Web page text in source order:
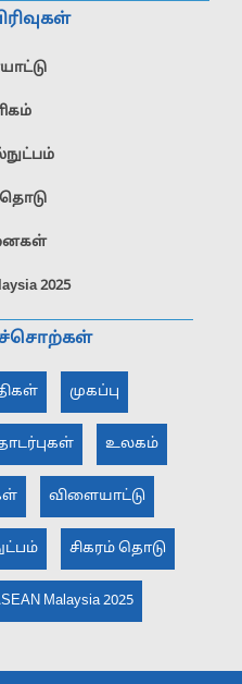
தொடு
2025
முகப்பு
உலகம்
விளையாட்டு
சிகரம் தொடு
Malaysia 2025